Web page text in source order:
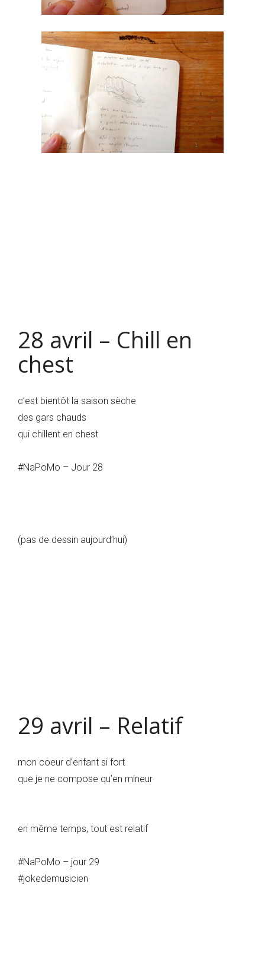
28 avril – Chill en
chest
c’est bientôt la saison sèche
des gars chauds
qui chillent en chest
#NaPoMo – Jour 28
(pas de dessin aujourd’hui)
29 avril – Relatif
mon coeur d’enfant si fort
que je ne compose qu’en mineur
en même temps, tout est relatif
#NaPoMo – jour 29
#jokedemusicien